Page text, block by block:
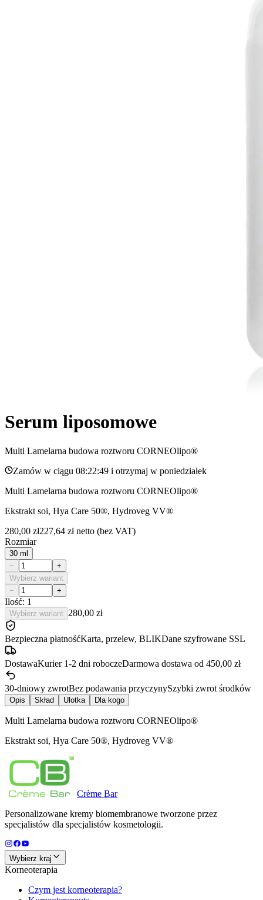
Serum liposomowe
Multi Lamelarna budowa roztworu CORNEOlipo®
Zamów w ciągu 08:22:49 i otrzymaj w poniedziałek
Multi Lamelarna budowa roztworu CORNEOlipo®
Ekstrakt soi, Hya Care 50®, Hydroveg VV®
280,00 zł227,64 zł netto (bez VAT)
Rozmiar
30 ml
−
+
Wybierz wariant
−
+
Ilość: 1
Wybierz wariant 280,00 zł
Bezpieczna płatnośćKarta, przelew, BLIKDane szyfrowane SSL
DostawaKurier 1-2 dni roboczeDarmowa dostawa od 450,00 zł
30-dniowy zwrotBez podawania przyczynySzybki zwrot środków
Opis Skład Ulotka Dla kogo
Multi Lamelarna budowa roztworu CORNEOlipo®
Ekstrakt soi, Hya Care 50®, Hydroveg VV®
Crème Bar
Personalizowane kremy biomembranowe tworzone przez
specjalistów dla specjalistów kosmetologii.
Wybierz kraj
Korneoterapia
Czym jest korneoterapia?